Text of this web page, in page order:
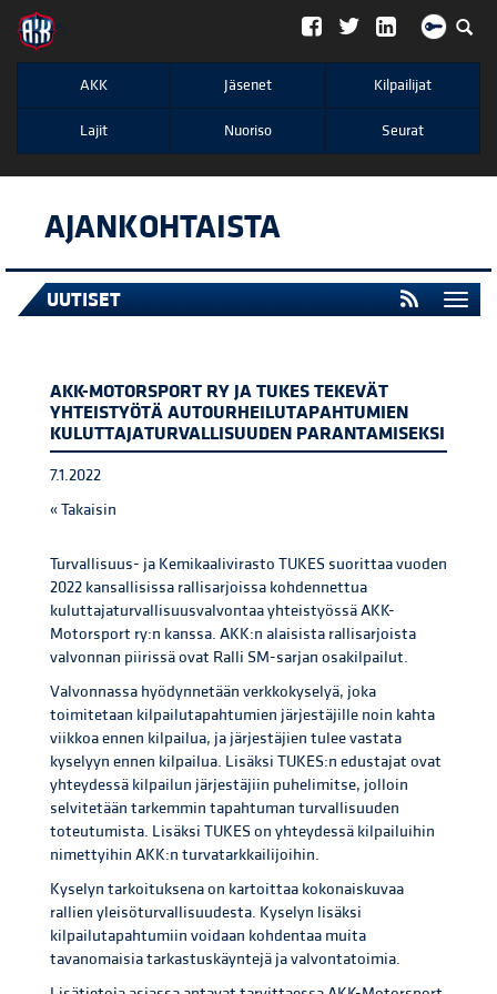
";
AKK Jäsenet Kilpailijat
Lajit Nuoriso Seurat
AJANKOHTAISTA
UUTISET
AKK-MOTORSPORT RY JA TUKES TEKEVÄT
YHTEISTYÖTÄ AUTOURHEILUTAPAHTUMIEN
KULUTTAJATURVALLISUUDEN PARANTAMISEKSI
7.1.2022
« Takaisin
Turvallisuus- ja Kemikaalivirasto TUKES suorittaa vuoden
2022 kansallisissa rallisarjoissa kohdennettua
kuluttajaturvallisuusvalvontaa yhteistyössä AKK-
Motorsport ry:n kanssa. AKK:n alaisista rallisarjoista
valvonnan piirissä ovat Ralli SM-sarjan osakilpailut.
Valvonnassa hyödynnetään verkkokyselyä, joka
toimitetaan kilpailutapahtumien järjestäjille noin kahta
viikkoa ennen kilpailua, ja järjestäjien tulee vastata
kyselyyn ennen kilpailua. Lisäksi TUKES:n edustajat ovat
yhteydessä kilpailun järjestäjiin puhelimitse, jolloin
selvitetään tarkemmin tapahtuman turvallisuuden
toteutumista. Lisäksi TUKES on yhteydessä kilpailuihin
nimettyihin AKK:n turvatarkkailijoihin.
Kyselyn tarkoituksena on kartoittaa kokonaiskuvaa
rallien yleisöturvallisuudesta. Kyselyn lisäksi
kilpailutapahtumiin voidaan kohdentaa muita
tavanomaisia tarkastuskäyntejä ja valvontatoimia.